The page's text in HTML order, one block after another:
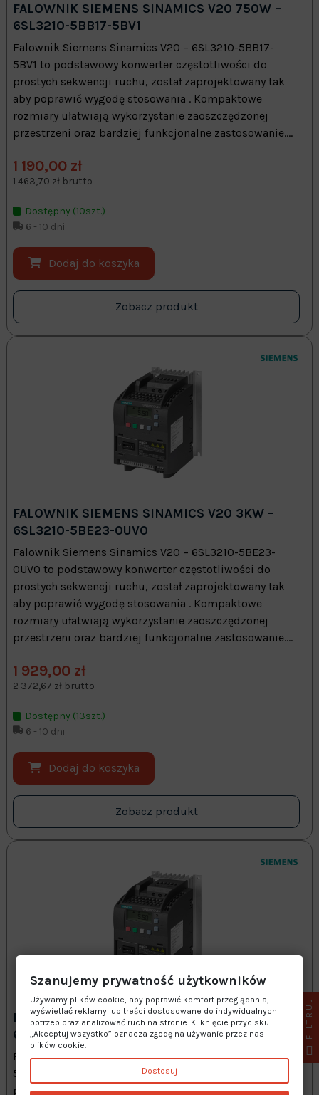
FALOWNIK SIEMENS SINAMICS V20 750W –
6SL3210-5BB17-5BV1
Falownik Siemens Sinamics V20 – 6SL3210-5BB17-
5BV1 to podstawowy konwerter częstotliwości do
prostych sekwencji ruchu, został zaprojektowany tak
aby poprawić wygodę stosowania . Kompaktowe
rozmiary ułatwiają wykorzystanie zaoszczędzonej
przestrzeni oraz bardziej funkcjonalne zastosowanie....
1 190,00 zł
1 463,70 zł brutto
Dostępny (10szt.)
6 - 10 dni
Dodaj do koszyka
Zobacz produkt
FALOWNIK SIEMENS SINAMICS V20 3KW –
6SL3210-5BE23-0UV0
Falownik Siemens Sinamics V20 – 6SL3210-5BE23-
0UV0 to podstawowy konwerter częstotliwości do
prostych sekwencji ruchu, został zaprojektowany tak
aby poprawić wygodę stosowania . Kompaktowe
rozmiary ułatwiają wykorzystanie zaoszczędzonej
przestrzeni oraz bardziej funkcjonalne zastosowanie....
1 929,00 zł
2 372,67 zł brutto
Dostępny (13szt.)
6 - 10 dni
Dodaj do koszyka
Zobacz produkt
FALOWNIK SIEMENS SINAMICS V20 750W –
6SL3210-5BE17-5UV0
Falownik Siemens Sinamics V20 – 6SL3210-5BE17-
5UV0 to podstawowy konwerter częstotliwości do
prostych sekwencji ruchu, został zaprojektowany tak
Szanujemy prywatność użytkowników
Używamy plików cookie, aby poprawić komfort przeglądania,
wyświetlać reklamy lub treści dostosowane do indywidualnych
potrzeb oraz analizować ruch na stronie. Kliknięcie przycisku
„Akceptuj wszystko” oznacza zgodę na używanie przez nas
plików cookie.
Dostosuj
FILTRUJ